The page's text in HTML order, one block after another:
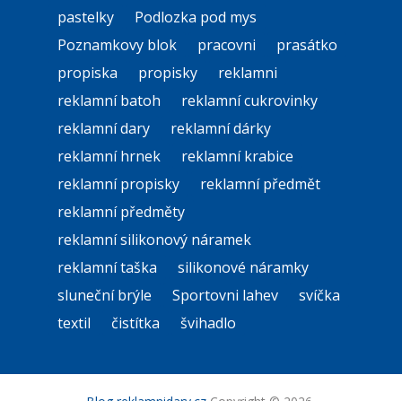
pastelky
Podlozka pod mys
Poznamkovy blok
pracovni
prasátko
propiska
propisky
reklamni
reklamní batoh
reklamní cukrovinky
reklamní dary
reklamní dárky
reklamní hrnek
reklamní krabice
reklamní propisky
reklamní předmět
reklamní předměty
reklamní silikonový náramek
reklamní taška
silikonové náramky
sluneční brýle
Sportovni lahev
svíčka
textil
čistítka švihadlo